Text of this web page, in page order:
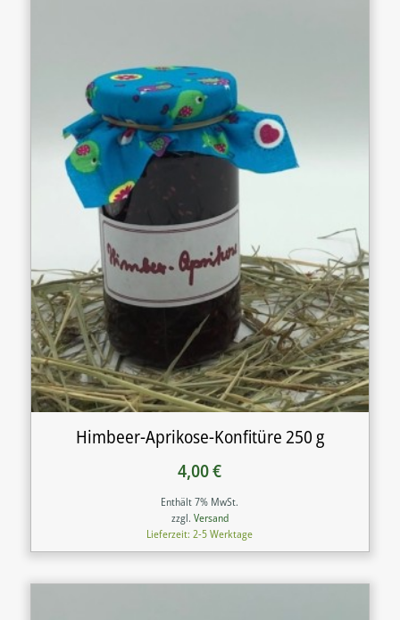
Himbeer-Aprikose-Konfitüre 250 g
4,00€
Enthält 7% MwSt.
zzgl. Versand
Lieferzeit: 2-5 Werktage